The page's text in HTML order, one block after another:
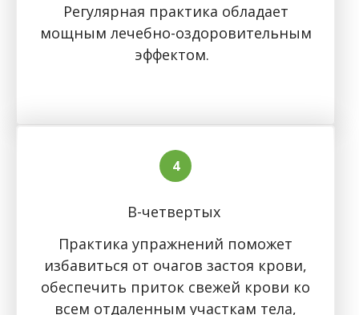
Регулярная практика обладает
мощным лечебно-оздоровительным
эффектом.
В-четвертых
Практика упражнений поможет
избавиться от очагов застоя крови,
обеспечить приток свежей крови ко
всем отдаленным участкам тела,